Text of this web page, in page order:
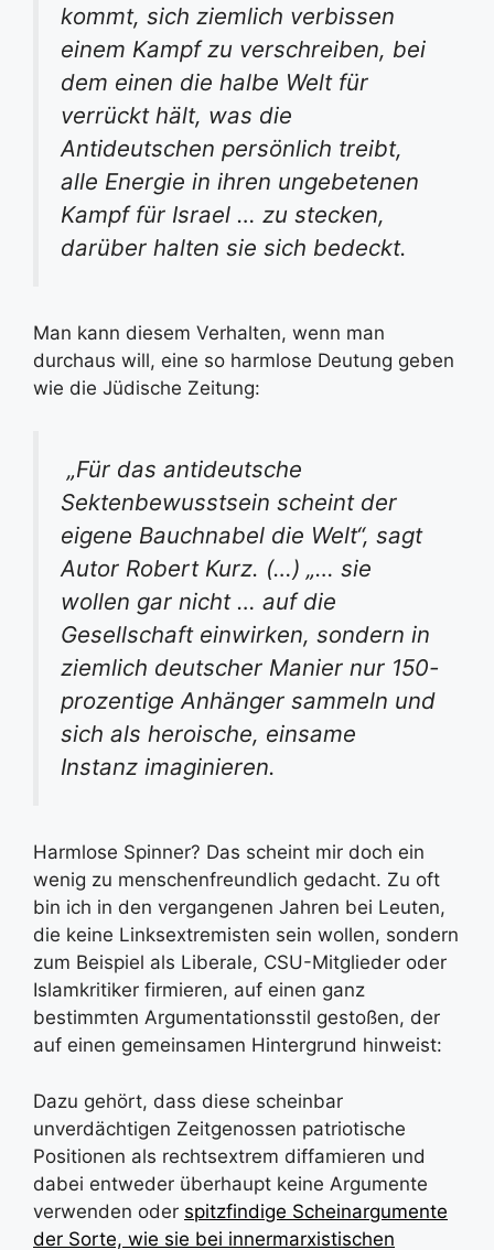
kommt, sich ziemlich verbissen
einem Kampf zu verschreiben, bei
dem einen die halbe Welt für
verrückt hält, was die
Antideutschen persönlich treibt,
alle Energie in ihren ungebetenen
Kampf für Israel … zu stecken,
darüber halten sie sich bedeckt.
Man kann diesem Verhalten, wenn man
durchaus will, eine so harmlose Deutung geben
wie die Jüdische Zeitung:
„Für das antideutsche
Sektenbewusstsein scheint der
eigene Bauchnabel die Welt“, sagt
Autor Robert Kurz. (…) „… sie
wollen gar nicht … auf die
Gesellschaft einwirken, sondern in
ziemlich deutscher Manier nur 150-
prozentige Anhänger sammeln und
sich als heroische, einsame
Instanz imaginieren.
Harmlose Spinner? Das scheint mir doch ein
wenig zu menschenfreundlich gedacht. Zu oft
bin ich in den vergangenen Jahren bei Leuten,
die keine Linksextremisten sein wollen, sondern
zum Beispiel als Liberale, CSU-Mitglieder oder
Islamkritiker firmieren, auf einen ganz
bestimmten Argumentationsstil gestoßen, der
auf einen gemeinsamen Hintergrund hinweist:
Dazu gehört, dass diese scheinbar
unverdächtigen Zeitgenossen patriotische
Positionen als rechtsextrem diffamieren und
dabei entweder überhaupt keine Argumente
verwenden oder spitzfindige Scheinargumente
der Sorte, wie sie bei innermarxistischen